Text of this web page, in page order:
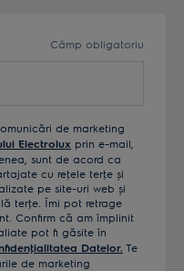
Câmp obligatoriu
de marketing
Electrolux prin e-mail,
sunt de acord ca
cu reţele terţe și
pe site-uri web și
terţe. Îmi pot retrage
Confirm că am împlinit
pot fi găsite în
Datelor. Te
de marketing